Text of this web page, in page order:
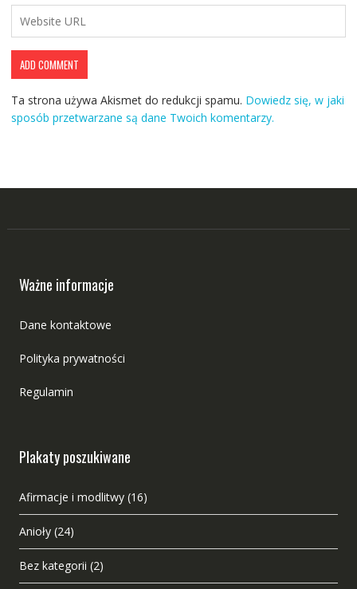
Ta strona używa Akismet do redukcji spamu. Dowiedz się, w jaki
sposób przetwarzane są dane Twoich komentarzy.
Ważne informacje
Dane kontaktowe
Polityka prywatności
Regulamin
Plakaty poszukiwane
Afirmacje i modlitwy (16)
Anioły (24)
Bez kategorii (2)